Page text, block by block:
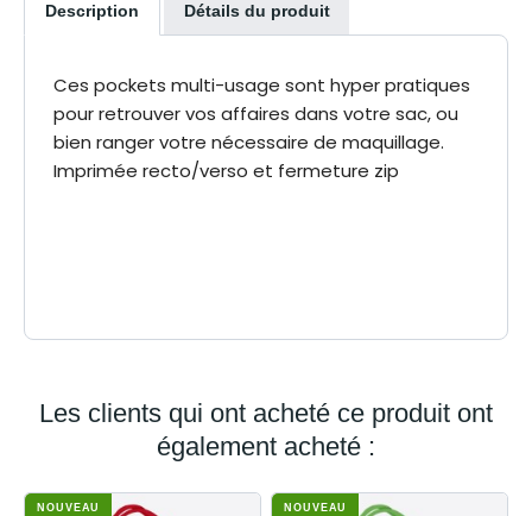
Description Détails du produit
Ces pockets multi-usage sont hyper pratiques
pour retrouver vos affaires dans votre sac, ou
bien ranger votre nécessaire de maquillage.
Imprimée recto/verso et fermeture zip
Les clients qui ont acheté ce produit ont
également acheté :
NOUVEAU NOUVEAU